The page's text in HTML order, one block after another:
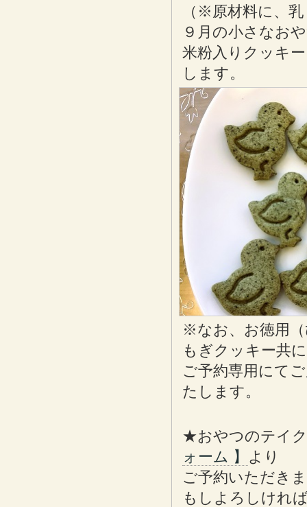
（※原材料に、
９月の小さなお
米粉入りクッキ
します。
※なお、お徳用（
もぎクッキー共に
ご予約専用にて
たします。
★おやつのテイ
ォーム 】
より
ご予約いただき
もしよろしけれ